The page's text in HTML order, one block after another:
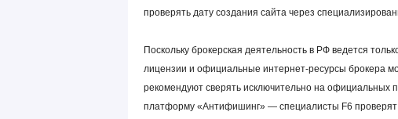
проверять дату создания сайта через
Поскольку брокерская деятельность в РФ ведется
лицензии и официальные интернет-ресурсы брокера
рекомендуют сверять исключительно на
платформу «Антифишинг» — специалисты F6